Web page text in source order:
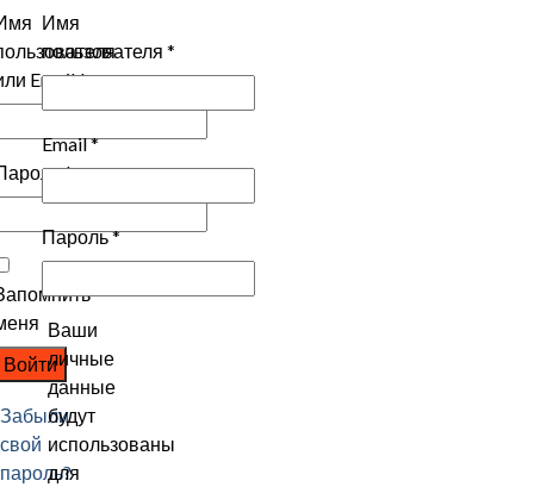
Email*
*
Войти
Забыли
свой
пароль?
Имя
пользователя *
Email*
Пароль*
Ваши
личные
данные
будут
использованы
для